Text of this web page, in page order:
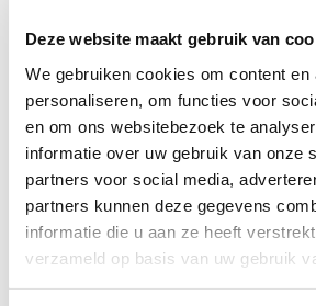
Deze website maakt gebruik van
We gebruiken cookies om content en
personaliseren, om functies voor
en om ons websitebezoek te
informatie over uw gebruik van onze
partners voor social media,
partners kunnen deze gegevens
informatie die u aan ze heeft
verzameld op basis van uw gebruik
Hoe een jonge
voedsel redt in
Opstaan voor
rechten is
ooit